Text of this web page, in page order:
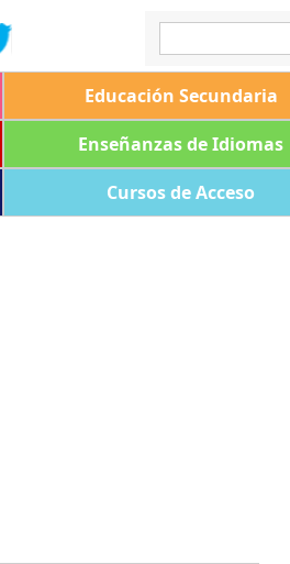
Educación Secundaria
Enseñanzas de Idiomas
Cursos de Acceso